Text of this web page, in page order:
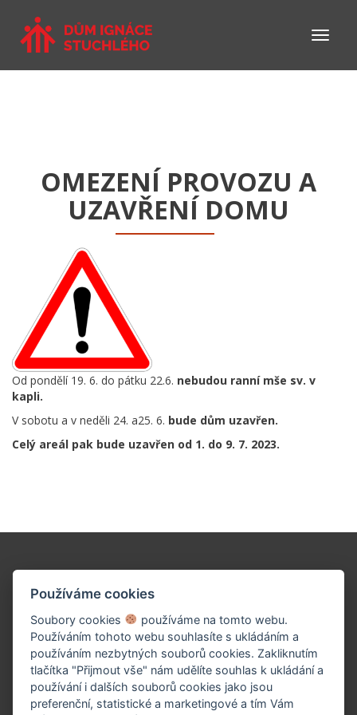
OMEZENÍ PROVOZU A
UZAVŘENÍ DOMU
Od pondělí 19. 6. do pátku 22.6. nebudou ranní mše sv. v
kapli.
V sobotu a v neděli 24. a25. 6. bude dům uzavřen.
Celý areál pak bude uzavřen od 1. do 9. 7. 2023.
Podpořte naše dílo!
Používáme cookies
Soubory cookies
používáme na tomto webu.
Používáním tohoto webu souhlasíte s ukládáním a
používáním nezbytných souborů cookies. Zakliknutím
tlačítka "Přijmout vše" nám udělíte souhlas k ukládání a
používání i dalších souborů cookies jako jsou
preferenční, statistické a marketingové a tím Vám